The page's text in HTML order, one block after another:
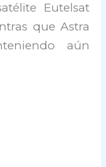
Eutelsat
que Astra
aún